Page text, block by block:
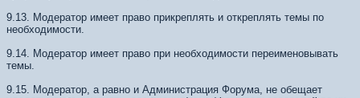
9.13. Модератор имеет право прикреплять и откреплять темы по
необходимости.
9.14. Модератор имеет право при необходимости переименовывать
темы.
9.15. Модератор, а равно и Администрация Форума, не обещает